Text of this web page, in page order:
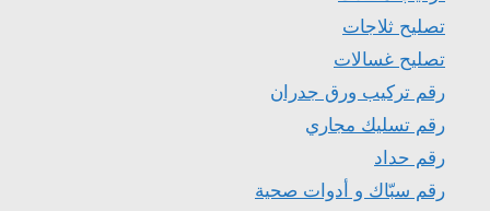
تصليح ثلاجات
تصليح غسالات
رقم تركيب ورق جدران
رقم تسليك مجاري
رقم حداد
رقم سبّاك و أدوات صحية